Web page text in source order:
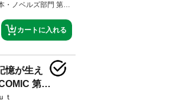
・ノベルズ部門 第８
コミカライズ好評
カートに入れる
憶が生え
第1
ｔ